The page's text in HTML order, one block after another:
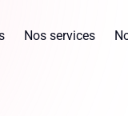
Nos services